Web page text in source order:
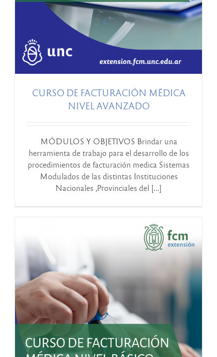
CURSO DE FACTURACIÓN MÉDICA
NIVEL AVANZADO
MÓDULOS Y OBJETIVOS Brindar una
herramienta de trabajo para el desarrollo de los
procedimientos de facturación medica Sistemas
Modulados de las distintas Instituciones
Nacionales ,Provinciales del [...]